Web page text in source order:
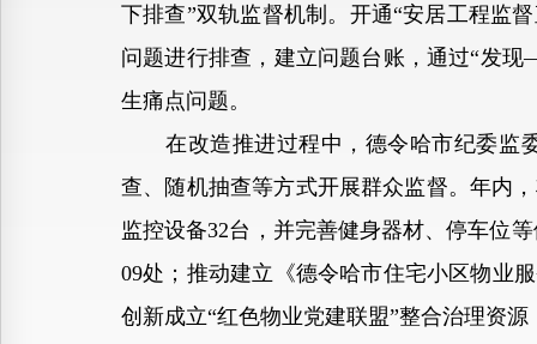
下排查”双轨监督机制。开通“安居工程监
问题进行排查，建立问题台账，通过“发
生痛点问题。
在改造推进过程中，德令哈市纪委监委
查、随机抽查等方式开展群众监督。年内
监控设备32台，并完善健身器材、停车位
09处；推动建立《德令哈市住宅小区物业
创新成立“红色物业党建联盟”整合治理资